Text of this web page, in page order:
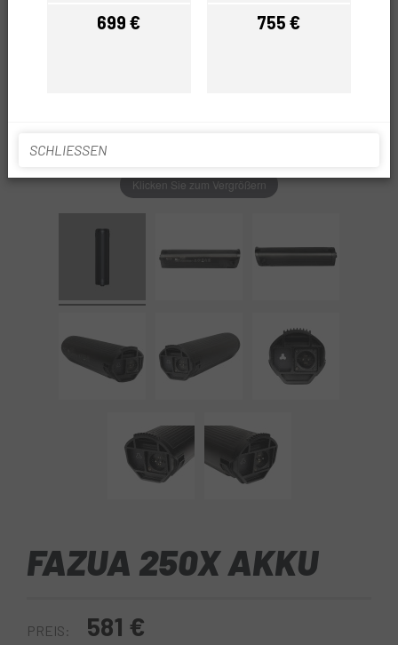
Klicken Sie zum Vergrößern
FAZUA 250X AKKU
PREIS: 581 €
Preis
699 € Preis
755 €
SCHLIESSEN